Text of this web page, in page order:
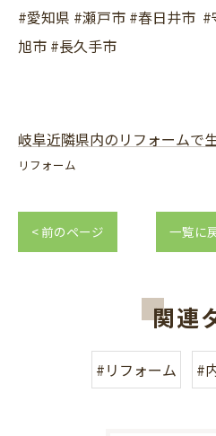
#愛知県 #瀬戸市 #春日井市
旭市 #長久手市
岐阜近隣県内のリフォームで
リフォーム
< 前のページ 一覧に
関連
#リフォーム #